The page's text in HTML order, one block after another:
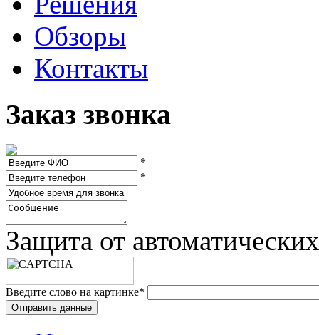
Обзоры
Контакты
Заказ звонка
*
*
Защита от
Введите слово на картинке*